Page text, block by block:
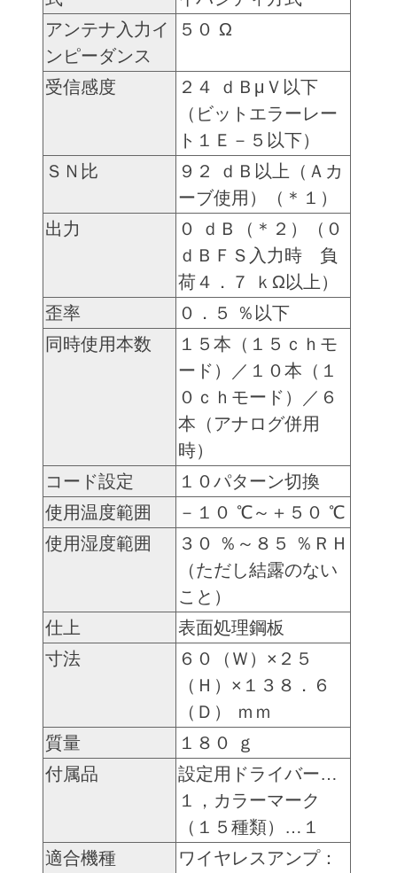
アンテナ入力イ
ンピーダンス
５０ Ω
受信感度
２４ ｄＢμＶ以下
（ビットエラーレー
ト１Ｅ－５以下）
ＳＮ比
９２ ｄＢ以上（Ａカ
ーブ使用）（＊１）
出力
０ ｄＢ（＊２）（０
ｄＢＦＳ入力時 負
荷４．７ ｋΩ以上）
歪率
０．５ ％以下
同時使用本数
１５本（１５ｃｈモ
ード）／１０本（１
０ｃｈモード）／６
本（アナログ併用
時）
コード設定
１０パターン切換
使用温度範囲
－１０ ℃～＋５０ ℃
使用湿度範囲
３０ ％～８５ ％ＲＨ
（ただし結露のない
こと）
仕上
表面処理鋼板
寸法
６０（Ｗ）×２５
（Ｈ）×１３８．６
（Ｄ） ｍｍ
質量
１８０ ｇ
付属品
設定用ドライバー…
１，カラーマーク
（１５種類）…１
適合機種
ワイヤレスアンプ：